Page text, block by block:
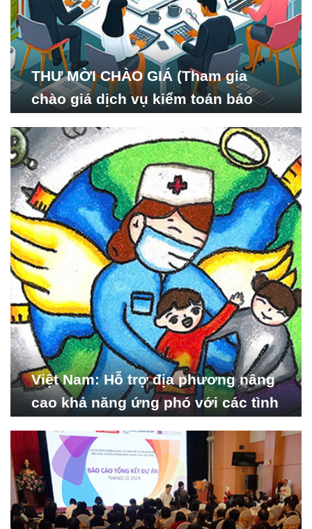
THƯ MỜI CHÀO GIÁ (Tham gia
chào giá dịch vụ kiểm toán báo
Nghiên cứu Phát triển Xã
hội_ISDS)
Việt Nam: Hỗ trợ địa phương nâng
cao khả năng ứng phó với các tình